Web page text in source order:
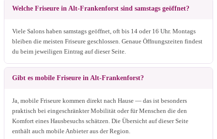
Welche Friseure in Alt-Frankenforst sind samstags geöffnet?
Viele Salons haben samstags geöffnet, oft bis 14 oder 16 Uhr. Montags
bleiben die meisten Friseure geschlossen. Genaue Öffnungszeiten findest
du beim jeweiligen Eintrag auf dieser Seite.
Gibt es mobile Friseure in Alt-Frankenforst?
Ja, mobile Friseure kommen direkt nach Hause — das ist besonders
praktisch bei eingeschränkter Mobilität oder für Menschen die den
Komfort eines Hausbesuchs schätzen. Die Übersicht auf dieser Seite
enthält auch mobile Anbieter aus der Region.